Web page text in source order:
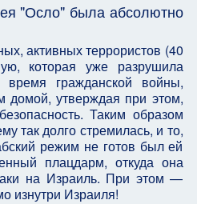
"Осло" была абсолютно
активных террористов (40
которая уже разрушила
гражданской войны,
домой, утверждая при этом,
Таким образом
так долго стремилась, и то,
режим не готов был ей
плацдарм, откуда она
на Израиль. При этом —
изнутри Израиля!